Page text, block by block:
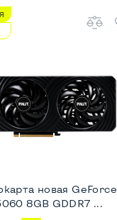
Встроенный
Динамический
Нет
новая GeForce
8GB GDDR7 ...